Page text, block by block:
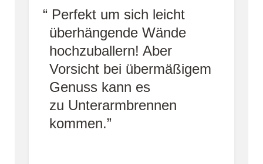
Perfekt um sich leicht
überhängende Wände
hochzuballern! Aber
Vorsicht bei übermäßigem
Genuss kann es
zu Unterarmbrennen
kommen.